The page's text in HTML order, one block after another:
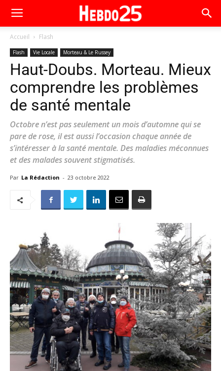
Accueil Flash
Flash Vie Locale Morteau & Le Russey
Haut-Doubs. Morteau. Mieux
comprendre les problèmes
de santé mentale
Octobre n’est pas seulement un mois d’automne qui se
pare de rose, il est aussi l’occasion chaque année de
s’intéresser à la santé mentale. Des maladies méconnues
et des malades souvent stigmatisés.
Par La Rédaction - 23 octobre 2022